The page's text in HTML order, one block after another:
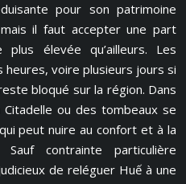
pour son patrimoine
mais il faut accepter une part
plus élevée qu’ailleurs. Les
voire plusieurs jours si
bloqué sur la région. Dans
ou des tombeaux se
peut nuire au confort et à la
contrainte particulière
de reléguer Huế à une